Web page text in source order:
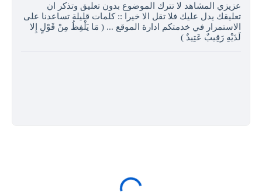
عزيزي المشاهد لا تترك الموضوع بدون تعليق وتذكر ان
تعليقك يدل عليك فلا تقل الا خيرا :: كلمات قليلة تساعدنا على
الاستمرار في خدمتكم ادارة الموقع ... ( مَا يَلْفِظُ مِنْ قَوْلٍ إِلا
لَدَيْهِ رَقِيبٌ عَتِيدٌ )